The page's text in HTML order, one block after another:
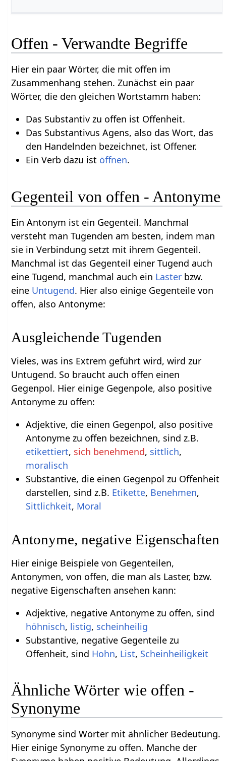
Offen - Verwandte Begriffe
Hier ein paar Wörter, die mit offen im
Zusammenhang stehen. Zunächst ein paar
Wörter, die den gleichen Wortstamm haben:
Das Substantiv zu offen ist Offenheit.
Das Substantivus Agens, also das Wort, das
den Handelnden bezeichnet, ist Offener.
Ein Verb dazu ist öffnen.
Gegenteil von offen - Antonyme
Ein Antonym ist ein Gegenteil. Manchmal
versteht man Tugenden am besten, indem man
sie in Verbindung setzt mit ihrem Gegenteil.
Manchmal ist das Gegenteil einer Tugend auch
eine Tugend, manchmal auch ein Laster bzw.
eine Untugend. Hier also einige Gegenteile von
offen, also Antonyme:
Ausgleichende Tugenden
Vieles, was ins Extrem geführt wird, wird zur
Untugend. So braucht auch offen einen
Gegenpol. Hier einige Gegenpole, also positive
Antonyme zu offen:
Adjektive, die einen Gegenpol, also positive
Antonyme zu offen bezeichnen, sind z.B.
etikettiert, sich benehmend, sittlich,
moralisch
Substantive, die einen Gegenpol zu Offenheit
darstellen, sind z.B. Etikette, Benehmen,
Sittlichkeit, Moral
Antonyme, negative Eigenschaften
Hier einige Beispiele von Gegenteilen,
Antonymen, von offen, die man als Laster, bzw.
negative Eigenschaften ansehen kann:
Adjektive, negative Antonyme zu offen, sind
höhnisch, listig, scheinheilig
Substantive, negative Gegenteile zu
Offenheit, sind Hohn, List, Scheinheiligkeit
Ähnliche Wörter wie offen -
Synonyme
Synonyme sind Wörter mit ähnlicher Bedeutung.
Hier einige Synonyme zu offen. Manche der